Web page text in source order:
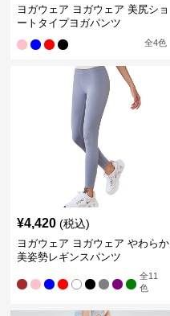
ヨガウェア ヨガウェア 美尻ショ
ートタイプヨガパンツ
全4色
¥4,420 (税込)
ヨガウェア ヨガウェア やわらか
美姿勢レギンスパンツ
全11
色